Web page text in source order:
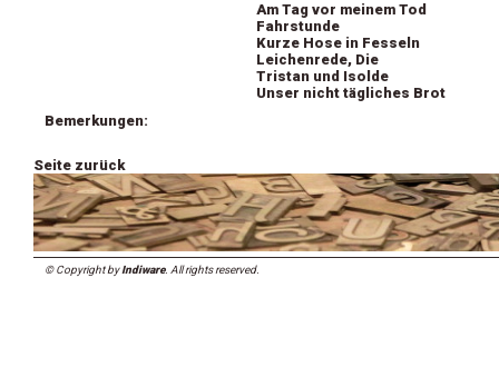
Am Tag vor meinem Tod
Fahrstunde
Kurze Hose in Fesseln
Leichenrede, Die
Tristan und Isolde
Unser nicht tägliches Brot
Bemerkungen:
Seite zurück
© Copyright byIndiware. All rights reserved.